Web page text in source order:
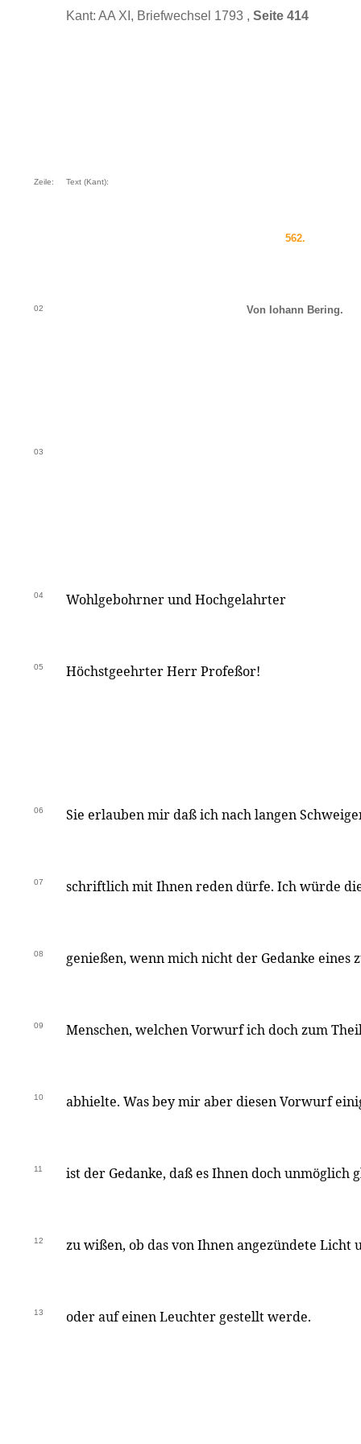
Kant: AA XI, Briefwechsel 1793 , Seite 414
Zeile: Text (Kant):
562.
02 Von Iohann Bering.
03
04 Wohlgebohrner und Hochgelahrter
05 Höchstgeehrter Herr Profeßor!
06 Sie erlauben mir daß ich nach langen
07 schriftlich mit Ihnen reden dürfe. Ich würde
08 genießen, wenn mich nicht der Gedanke eines
09 Menschen, welchen Vorwurf ich doch zum
10 abhielte. Was bey mir aber diesen Vorwurf
11 ist der Gedanke, daß es Ihnen doch unmöglich
12 zu wißen, ob das von Ihnen angezündete Licht
13 oder auf einen Leuchter gestellt werde.